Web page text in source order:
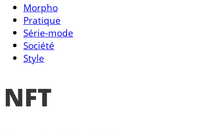
Morpho
Pratique
Série-mode
Société
Style
NFT